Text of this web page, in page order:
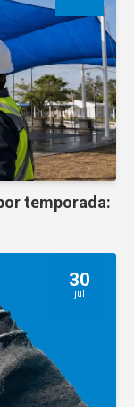
temporada:
30
jul